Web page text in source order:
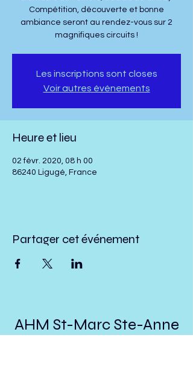
Compétition, découverte et bonne
ambiance seront au rendez-vous sur 2
magnifiques circuits !
Les inscriptions sont closes
Voir autres événements
Heure et lieu
02 févr. 2020, 08 h 00
86240 Ligugé, France
Partager cet événement
AHM St-Marc Ste-Anne